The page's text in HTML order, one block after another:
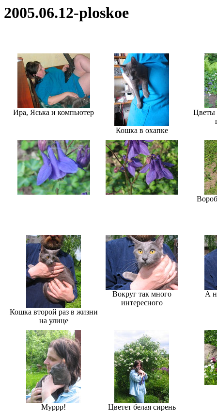
2005.06.12-ploskoe
Ира, Яська и компьютер
Кошка в охапке
Цветы
Кошка второй раз в жизни
на улице
Вокруг так много
интересного
А
Муррр! Цветет белая сирень